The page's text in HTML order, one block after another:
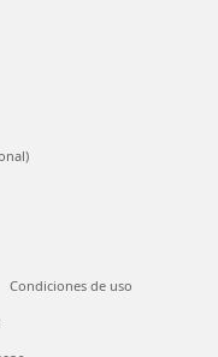
Condiciones de uso